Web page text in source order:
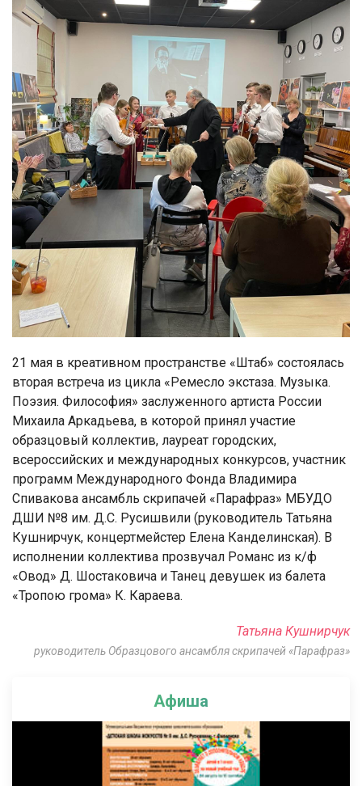
Афиша
21 мая в креативном пространстве «Штаб» состоялась
вторая встреча из цикла «Ремесло экстаза. Музыка.
Поэзия. Философия» заслуженного артиста России
Михаила Аркадьева, в которой принял участие
образцовый коллектив, лауреат городских,
всероссийских и международных конкурсов, участник
программ Международного Фонда Владимира
Спивакова ансамбль скрипачей «Парафраз» МБУДО
ДШИ №8 им. Д.С. Русишвили (руководитель Татьяна
Кушнирчук, концертмейстер Елена Канделинская). В
исполнении коллектива прозвучал Романс из к/ф
«Овод» Д. Шостаковича и Танец девушек из балета
«Тропою грома» К. Караева.
Татьяна Кушнирчук
руководитель Образцового ансамбля скрипачей «Парафраз»